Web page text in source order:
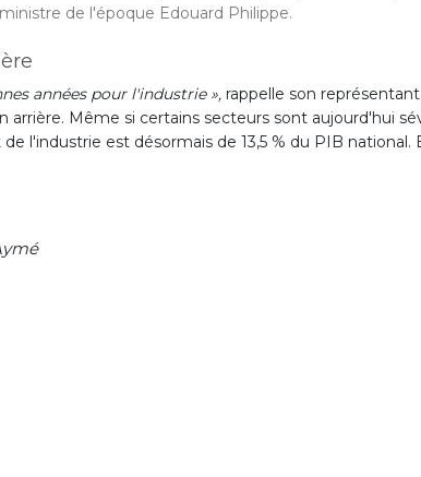
de l'époque Edouard Philippe.
années pour l'industrie », rappelle son
arrière. Même si certains secteurs sont aujourd'hui
l'industrie est désormais de 13,5 % du PIB